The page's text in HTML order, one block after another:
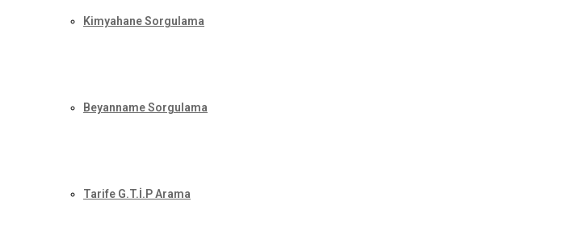
Kimyahane Sorgulama
Beyanname Sorgulama
Tarife G.T.İ.P Arama